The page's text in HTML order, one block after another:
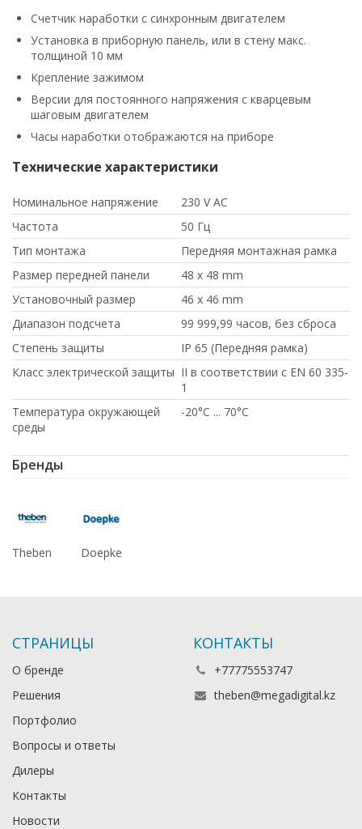
Счетчик наработки с синхронным двигателем
Установка в приборную панель, или в стену макс.
толщиной 10 мм
Крепление зажимом
Версии для постоянного напряжения с кварцевым
шаговым двигателем
Часы наработки отображаются на приборе
Технические характеристики
Номинальное напряжение
230 V AC
Частота
50 Гц
Тип монтажа
Передняя монтажная рамка
Размер передней панели
48 x 48 mm
Установочный размер
46 x 46 mm
Диапазон подсчета
99 999,99 часов, без сброса
Степень защиты
IP 65 (Передняя рамка)
Класс электрической защиты II в соответствии с EN 60 335-
1
Температура окружающей
среды
-20°C ... 70°C
Бренды
Theben Doepke
СТРАНИЦЫ
О бренде
Решения
Портфолио
Вопросы и ответы
Дилеры
Контакты
Новости
КОНТАКТЫ
+77775553747
theben@megadigital.kz